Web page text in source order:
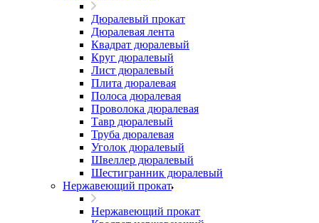
Дюралевый прокат
Дюралевая лента
Квадрат дюралевый
Круг дюралевый
Лист дюралевый
Плита дюралевая
Полоса дюралевая
Проволока дюралевая
Тавр дюралевый
Труба дюралевая
Уголок дюралевый
Швеллер дюралевый
Шестигранник дюралевый
Нержавеющий прокат
Нержавеющий прокат